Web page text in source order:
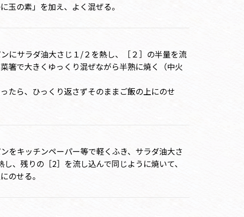
玉の素」を加え、よく混ぜる。
にサラダ油大さじ１/２を熱し、［２］の半量を流
箸で大きくゆっくり混ぜながら半熟に焼く（中火
たら、ひっくり返さずそのままご飯の上にのせ
をキッチンペーパー等で軽くふき、サラダ油大さ
し、残りの［2］を流し込んで同じように焼いて、
のせる。